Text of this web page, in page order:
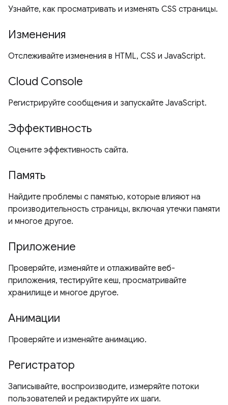
Узнайте, как просматривать и изменять CSS страницы.
Изменения
Отслеживайте изменения в HTML, CSS и JavaScript.
Cloud Console
Регистрируйте сообщения и запускайте JavaScript.
Эффективность
Оцените эффективность сайта.
Память
Найдите проблемы с памятью, которые влияют на
производительность страницы, включая утечки памяти
и многое другое.
Приложение
Проверяйте, изменяйте и отлаживайте веб-
приложения, тестируйте кеш, просматривайте
хранилище и многое другое.
Анимации
Проверяйте и изменяйте анимацию.
Регистратор
Записывайте, воспроизводите, измеряйте потоки
пользователей и редактируйте их шаги.